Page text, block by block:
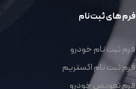
فرم های ثبت نام
فرم ثبت نام خودرو
فرم ثبت نام اکستریم
فرم تعویض خودرو